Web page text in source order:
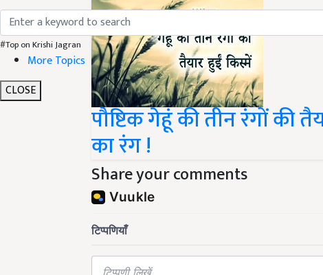
#Top on Krishi Jagran
More Topics
CLOSE
पौष्टिक गेहूं की तीन रंगों की
का रंग !
Share your comments